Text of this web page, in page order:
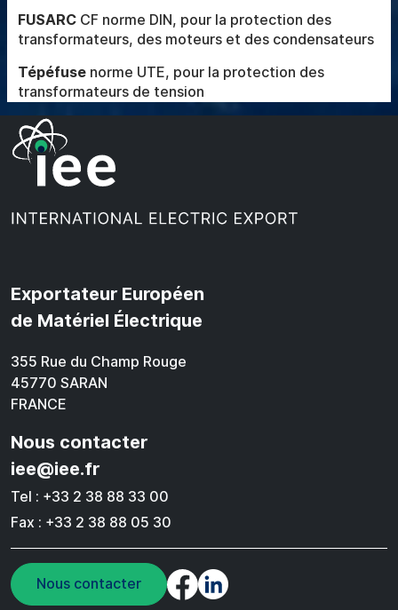
FUSARC CF norme DIN, pour la protection des
transformateurs, des moteurs et des condensateurs
Tépéfuse norme UTE, pour la protection des
transformateurs de tension
Exportateur Européen
de Matériel Électrique
355 Rue du Champ Rouge
45770 SARAN
FRANCE
Nous contacter
iee@iee.fr
Tel : +33 2 38 88 33 00
Fax : +33 2 38 88 05 30
Nous contacter